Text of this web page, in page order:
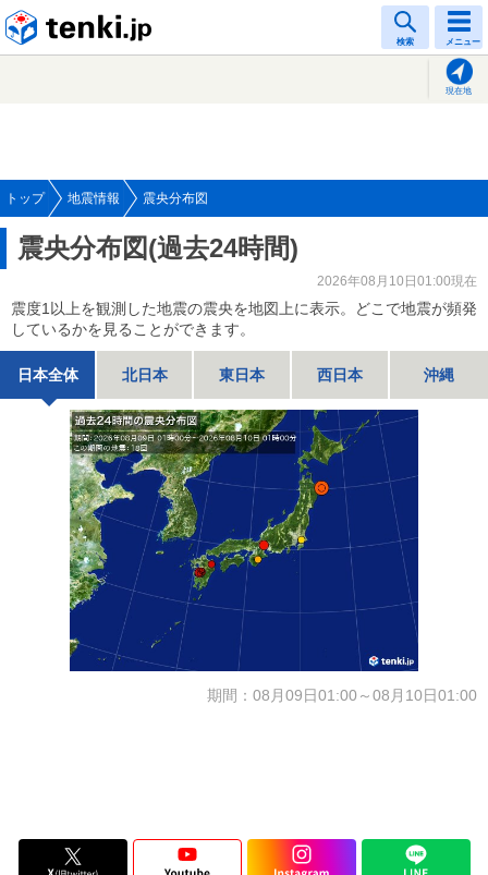
検索 メニュー
現在地
トップ 地震情報 震央分布図
震央分布図(過去24時間)
2026年08月10日01:00現在
震度1以上を観測した地震の震央を地図上に表示。どこで地震が頻発
しているかを見ることができます。
日本全体 北日本 東日本 西日本 沖縄
期間：08月09日01:00～08月10日01:00